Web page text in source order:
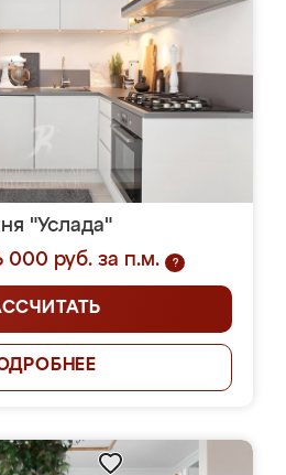
"Услада"
000 руб. за п.м.
?